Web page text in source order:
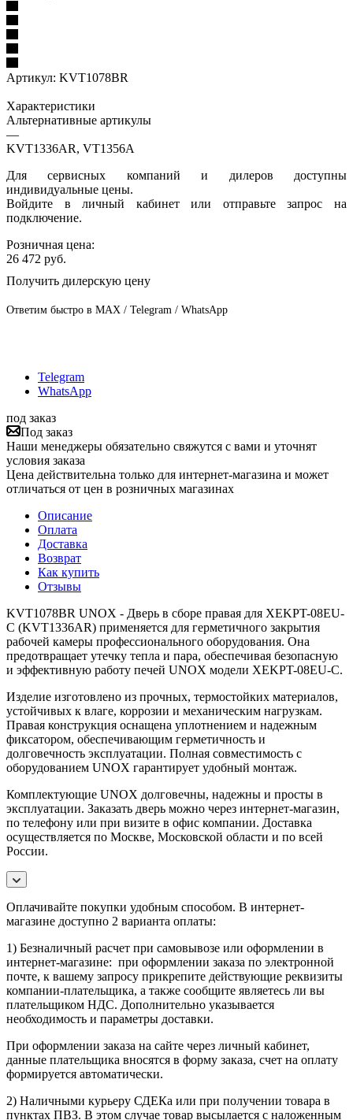
Артикул: KVT1078BR
Характеристики
Альтернативные артикулы
—
KVT1336AR, VT1356A
Для сервисных компаний и дилеров доступны
индивидуальные цены.
Войдите в личный кабинет или отправьте запрос на
подключение.
Розничная цена:
26 472 руб.
Получить дилерскую цену
Ответим быстро в MAX / Telegram / WhatsApp
Telegram
WhatsApp
под заказ
Под заказ
Наши менеджеры обязательно свяжутся с вами и уточнят
условия заказа
Цена действительна только для интернет-магазина и может
отличаться от цен в розничных магазинах
Описание
Оплата
Доставка
Возврат
Как купить
Отзывы
KVT1078BR UNOX - Дверь в сборе правая для XEKPT-08EU-
C (KVT1336AR) применяется для герметичного закрытия
рабочей камеры профессионального оборудования. Она
предотвращает утечку тепла и пара, обеспечивая безопасную
и эффективную работу печей UNOX модели XEKPT-08EU-C.
Изделие изготовлено из прочных, термостойких материалов,
устойчивых к влаге, коррозии и механическим нагрузкам.
Правая конструкция оснащена уплотнением и надежным
фиксатором, обеспечивающим герметичность и
долговечность эксплуатации. Полная совместимость с
оборудованием UNOX гарантирует удобный монтаж.
Комплектующие UNOX долговечны, надежны и просты в
эксплуатации. Заказать дверь можно через интернет-магазин,
по телефону или при визите в офис компании. Доставка
осуществляется по Москве, Московской области и по всей
России.
Оплачивайте покупки удобным способом. В интернет-
магазине доступно 2 варианта оплаты:
1) Безналичный расчет при самовывозе или оформлении в
интернет-магазине: при оформлении заказа по электронной
почте, к вашему запросу прикрепите действующие реквизиты
компании-плательщика, а также сообщите являетесь ли вы
плательщиком НДС. Дополнительно указывается
необходимость и параметры доставки.
При оформлении заказа на сайте через личный кабинет,
данные плательщика вносятся в форму заказа, счет на оплату
формируется автоматически.
2) Наличными курьеру СДЕКа или при получении товара в
пунктах ПВЗ. В этом случае товар высылается с наложенным